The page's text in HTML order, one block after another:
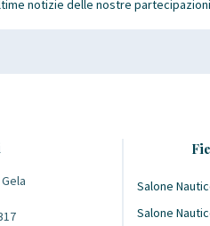
notizie delle nostre
Salone
Salone